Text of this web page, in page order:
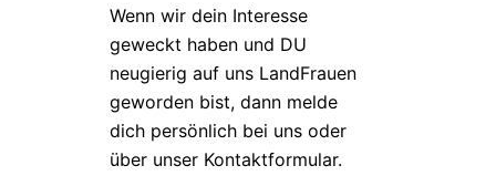
Wenn wir dein Interesse
geweckt haben und DU
neugierig auf uns LandFrauen
geworden bist, dann melde
dich persönlich bei uns oder
über unser Kontaktformular.